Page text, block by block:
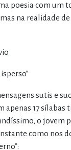
poesia com um
na realidade
sutis e
apenas 17
o jovem
como nos